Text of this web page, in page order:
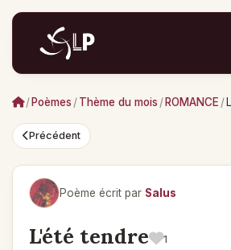
/ Poèmes /Thème du mois / ROMANCE /
Précédent
Poème écrit par Salus
L'été tendre 1